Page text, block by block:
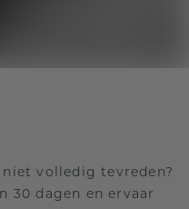
niet volledig tevreden?
30 dagen en ervaar